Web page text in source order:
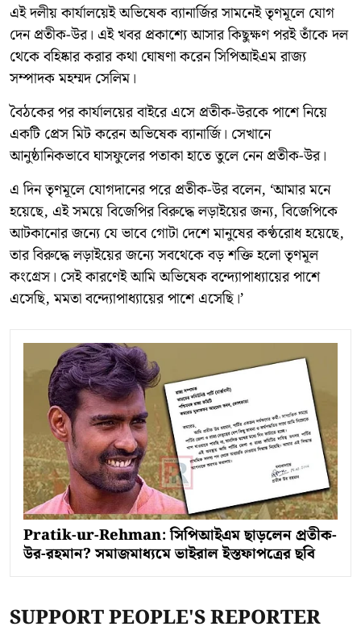
এই দলীয় কার্যালয়েই অভিষেক ব্যানার্জির সামনেই তৃণমূলে যোগ
দেন প্রতীক-উর। এই খবর প্রকাশ্যে আসার কিছুক্ষণ পরই তাঁকে দল
থেকে বহিষ্কার করার কথা ঘোষণা করেন সিপিআইএম রাজ্য
সম্পাদক মহম্মদ সেলিম।
বৈঠকের পর কার্যালয়ের বাইরে এসে প্রতীক-উরকে পাশে নিয়ে
একটি প্রেস মিট করেন অভিষেক ব্যানার্জি। সেখানে
আনুষ্ঠানিকভাবে ঘাসফুলের পতাকা হাতে তুলে নেন প্রতীক-উর।
এ দিন তৃণমূলে যোগদানের পরে প্রতীক-উর বলেন, ‘আমার মনে
হয়েছে, এই সময়ে বিজেপির বিরুদ্ধে লড়াইয়ের জন্য, বিজেপিকে
আটকানোর জন্যে যে ভাবে গোটা দেশে মানুষের কণ্ঠরোধ হয়েছে,
তার বিরুদ্ধে লড়াইয়ের জন্যে সবথেকে বড় শক্তি হলো তৃণমূল
কংগ্রেস। সেই কারণেই আমি অভিষেক বন্দ্যোপাধ্যায়ের পাশে
এসেছি, মমতা বন্দ্যোপাধ্যায়ের পাশে এসেছি।’
Pratik-ur-Rehman: সিপিআইএম ছাড়লেন প্রতীক-
উর-রহমান? সমাজমাধ্যমে ভাইরাল ইস্তফাপত্রের ছবি
SUPPORT PEOPLE'S REPORTER